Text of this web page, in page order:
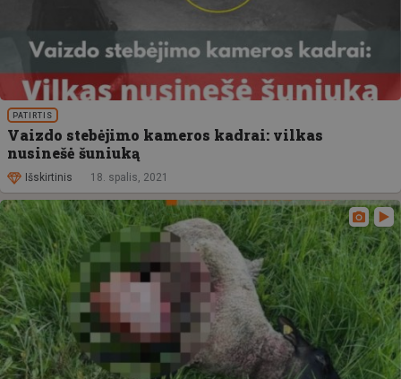
PATIRTIS
Vaizdo stebėjimo kameros kadrai: vilkas
nusinešė šuniuką
Išskirtinis 18. spalis, 2021